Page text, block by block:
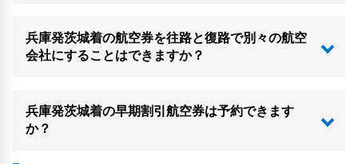
兵庫発茨城着の航空券を往路と復路で別々の航空
会社にすることはできますか？
兵庫発茨城着の早期割引航空券は予約できます
か？